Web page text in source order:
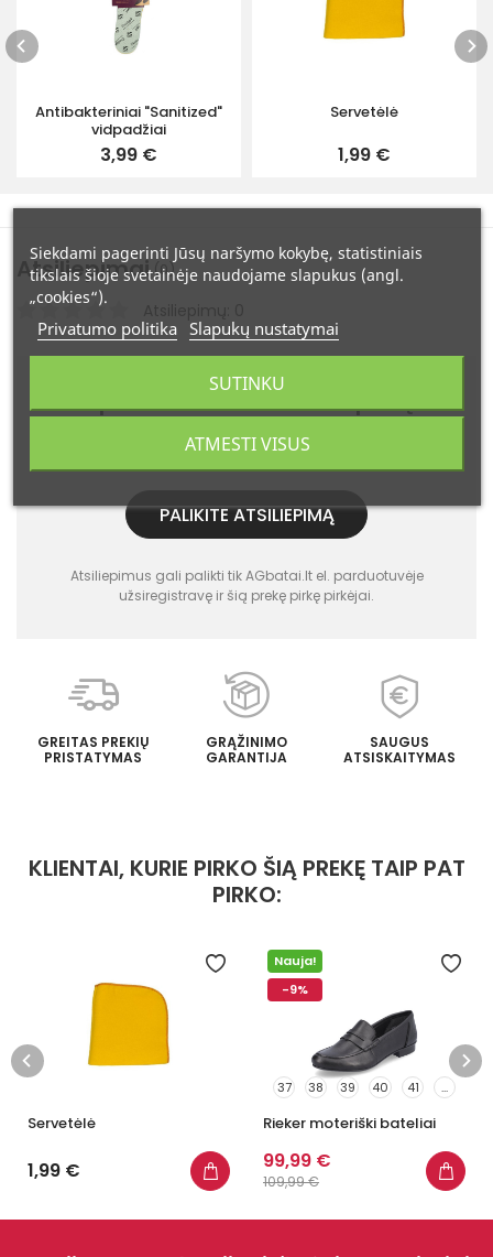
Antibakteriniai "Sanitized"
vidpadžiai
3,99 €
Servetėlė
1,99 €
Atsiliepimai(0)
Ši prekė dar neturi atsiliepimų.
prekę!
PALIKITE ATSILIEPIMĄ
Atsiliepimus gali palikti tik AGbatai.lt el. parduotuvėje
užsiregistravę ir šią prekę pirkę pirkėjai.
GREITAS PREKIŲ
PRISTATYMAS
GRĄŽINIMO
GARANTIJA
SAUGUS
ATSISKAITYMAS
KLIENTAI, KURIE PIRKO ŠIĄ PREKĘ TAIP PAT
PIRKO:
Servetėlė
1,99 €
Nauja!
-9%
37 38 39 40 41 ...
Rieker moteriški bateliai
99,99 €
109,99 €
Siekdami pagerinti Jūsų naršymo kokybę, statistiniais
tikslais šioje svetainėje naudojame slapukus (angl.
„cookies“).
Privatumo politika Slapukų nustatymai
ATMESTI VISUS
SUTINKU